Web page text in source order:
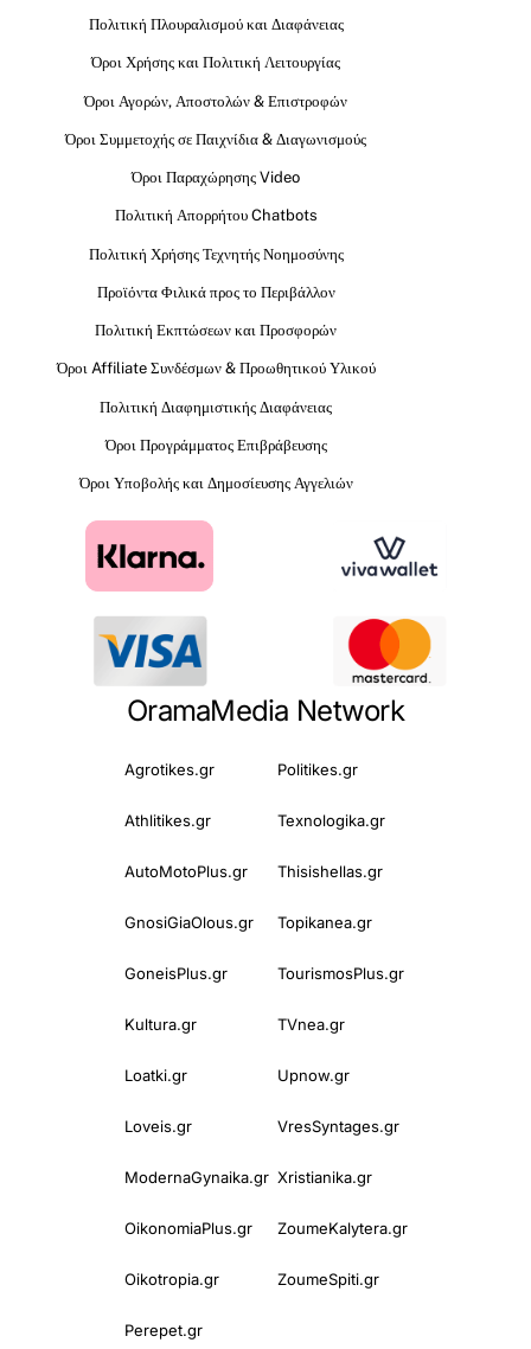
Πολιτική Πλουραλισμού και Διαφάνειας
Όροι Χρήσης και Πολιτική Λειτουργίας
Όροι Αγορών, Αποστολών & Επιστροφών
Όροι Συμμετοχής σε Παιχνίδια & Διαγωνισμούς
Όροι Παραχώρησης Video
Πολιτική Απορρήτου Chatbots
Πολιτική Χρήσης Τεχνητής Νοημοσύνης
Προϊόντα Φιλικά προς το Περιβάλλον
Πολιτική Εκπτώσεων και Προσφορών
Όροι Affiliate Συνδέσμων & Προωθητικού Υλικού
Πολιτική Διαφημιστικής Διαφάνειας
Όροι Προγράμματος Επιβράβευσης
Όροι Υποβολής και Δημοσίευσης Αγγελιών
OramaMedia Network
Agrotikes.gr Politikes.gr
Athlitikes.gr Texnologika.gr
AutoMotoPlus.gr Thisishellas.gr
GnosiGiaOlous.gr Topikanea.gr
GoneisPlus.gr TourismosPlus.gr
Kultura.gr TVnea.gr
Loatki.gr Upnow.gr
Loveis.gr VresSyntages.gr
ModernaGynaika.gr Xristianika.gr
OikonomiaPlus.gr ZoumeKalytera.gr
Oikotropia.gr ZoumeSpiti.gr
Perepet.gr